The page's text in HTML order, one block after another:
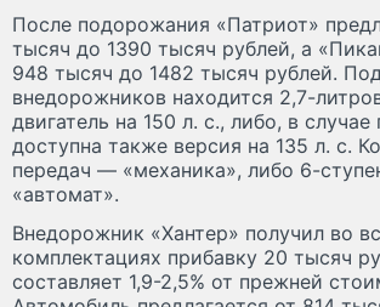
После подорожания «Патриот»
тысяч до 1390 тысяч рублей, а
948 тысяч до 1482 тысяч рублей.
внедорожников находится 2,7-
двигатель на 150 л. с., либо, в случае
доступна также версия на 135 л. с.
передач — «механика», либо 6-
«автомат».
Внедорожник «Хантер» получил во
комплектациях прибавку 20 тысяч
составляет 1,9-2,5% от прежней